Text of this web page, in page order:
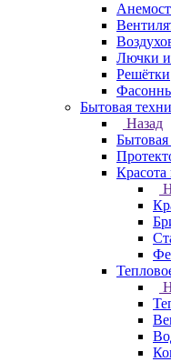
Лючки
Решётки
Бытовая
Назад
Бытовая
Красота